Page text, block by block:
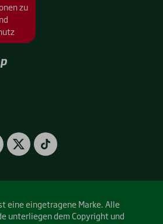
zu
TwitterTikTok
eine eingetragene Marke. Alle
unterliegen dem Copyright und